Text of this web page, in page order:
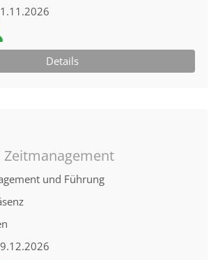
Details
Zeitmanagement
und Führung